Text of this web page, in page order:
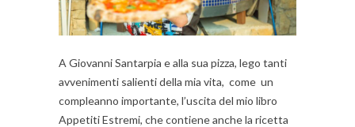
A Giovanni Santarpia e alla sua pizza, lego tanti
avvenimenti salienti della mia vita, come un
compleanno importante, l’uscita del mio libro
Appetiti Estremi, che contiene anche la ricetta